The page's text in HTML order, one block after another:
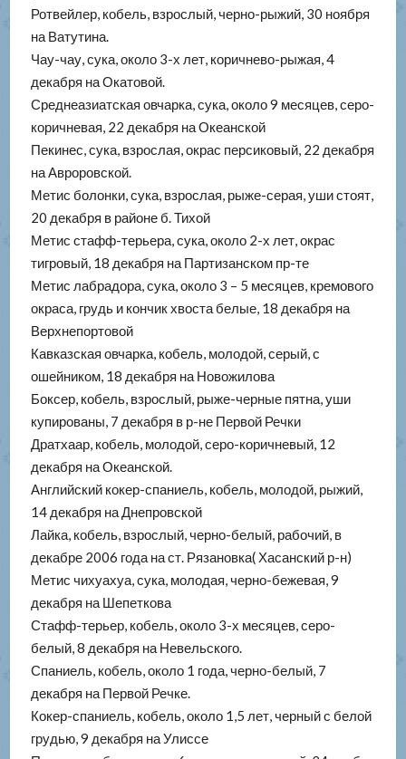
Ротвейлер, кобель, взрослый, черно-рыжий, 30 ноября
на Ватутина.
Чау-чау, сука, около 3-х лет, коричнево-рыжая, 4
декабря на Окатовой.
Среднеазиатская овчарка, сука, около 9 месяцев, серо-
коричневая, 22 декабря на Океанской
Пекинес, сука, взрослая, окрас персиковый, 22 декабря
на Авроровской.
Метис болонки, сука, взрослая, рыже-серая, уши стоят,
20 декабря в районе б. Тихой
Метис стафф-терьера, сука, около 2-х лет, окрас
тигровый, 18 декабря на Партизанском пр-те
Метис лабрадора, сука, около 3 – 5 месяцев, кремового
окраса, грудь и кончик хвоста белые, 18 декабря на
Верхнепортовой
Кавказская овчарка, кобель, молодой, серый, с
ошейником, 18 декабря на Новожилова
Боксер, кобель, взрослый, рыже-черные пятна, уши
купированы, 7 декабря в р-не Первой Речки
Дратхаар, кобель, молодой, серо-коричневый, 12
декабря на Океанской.
Английский кокер-спаниель, кобель, молодой, рыжий,
14 декабря на Днепровской
Лайка, кобель, взрослый, черно-белый, рабочий, в
декабре 2006 года на ст. Рязановка( Хасанский р-н)
Метис чихуахуа, сука, молодая, черно-бежевая, 9
декабря на Шепеткова
Стафф-терьер, кобель, около 3-х месяцев, серо-
белый, 8 декабря на Невельского.
Спаниель, кобель, около 1 года, черно-белый, 7
декабря на Первой Речке.
Кокер-спаниель, кобель, около 1,5 лет, черный с белой
грудью, 9 декабря на Улиссе